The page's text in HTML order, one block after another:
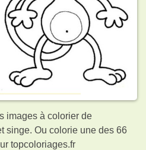
images à colorier de
singe. Ou colorie une des 66
topcoloriages.fr